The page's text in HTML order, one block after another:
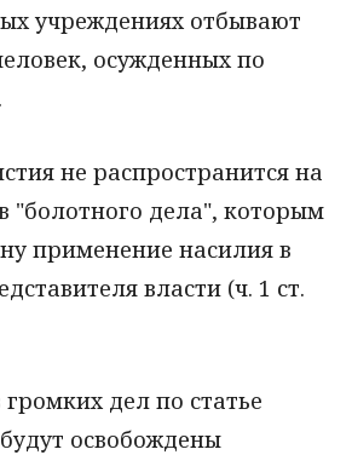
учреждениях отбывают
осужденных по
не распространится на
"болотного дела", которым
применение насилия в
власти (ч. 1 ст.
дел по статье
освобождены